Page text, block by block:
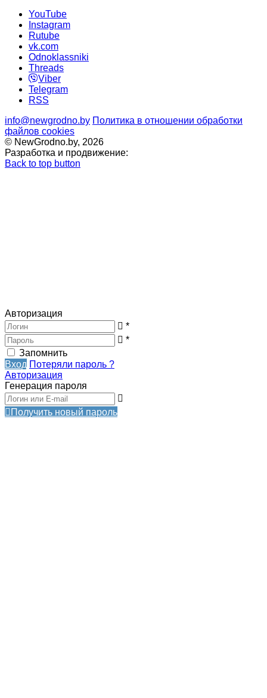
YouTube
Instagram
Rutube
vk.com
Odnoklassniki
Threads
Viber
Telegram
RSS
info@newgrodno.by Политика в отношении обработки
файлов cookies
© NewGrodno.by, 2026
Разработка и продвижение:
Back to top button
Авторизация
*
*
Запомнить
Вход Потеряли пароль ?
Авторизация
Генерация пароля
Получить новый пароль